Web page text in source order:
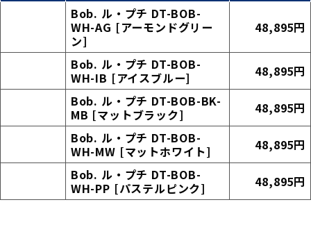
Bob. ル・プチ DT-BOB-
WH-AG [アーモンドグリー
ン]
48,895円
Bob. ル・プチ DT-BOB-
WH-IB [アイスブルー]
48,895円
Bob. ル・プチ DT-BOB-BK-
MB [マットブラック]
48,895円
Bob. ル・プチ DT-BOB-
WH-MW [マットホワイト]
48,895円
Bob. ル・プチ DT-BOB-
WH-PP [パステルピンク]
48,895円